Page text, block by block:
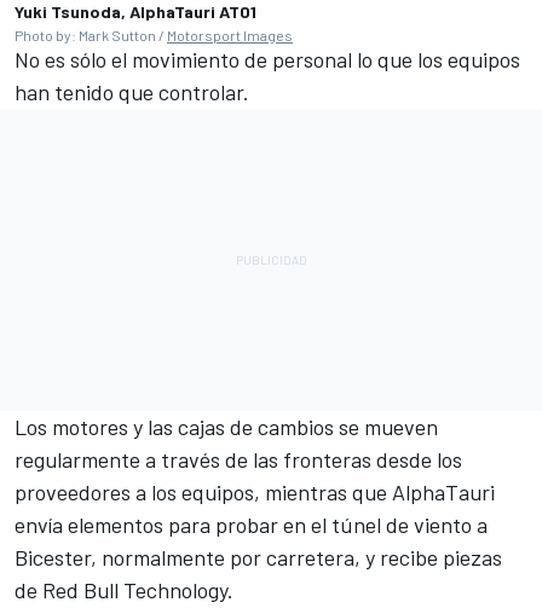
Yuki Tsunoda, AlphaTauri AT01
Photo by: Mark Sutton / Motorsport Images
No es sólo el movimiento de personal lo que los equipos
han tenido que controlar.
Los motores y las cajas de cambios se mueven
regularmente a través de las fronteras desde los
proveedores a los equipos, mientras que AlphaTauri
envía elementos para probar en el túnel de viento a
Bicester, normalmente por carretera, y recibe piezas
de Red Bull Technology.